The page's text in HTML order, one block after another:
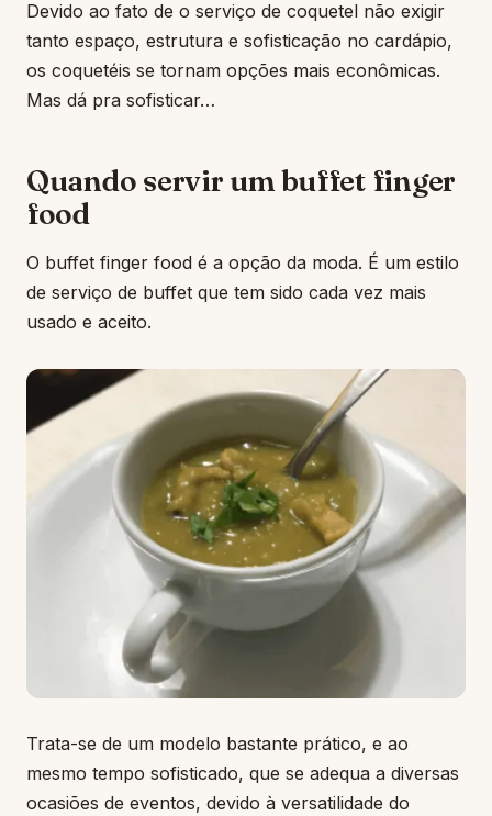
Devido ao fato de o serviço de coquetel não exigir
tanto espaço, estrutura e sofisticação no cardápio,
os coquetéis se tornam opções mais econômicas.
Mas dá pra sofisticar…
Quando servir um buffet finger
food
O buffet finger food é a opção da moda. É um estilo
de serviço de buffet que tem sido cada vez mais
usado e aceito.
Trata-se de um modelo bastante prático, e ao
mesmo tempo sofisticado, que se adequa a diversas
ocasiões de eventos, devido à versatilidade do